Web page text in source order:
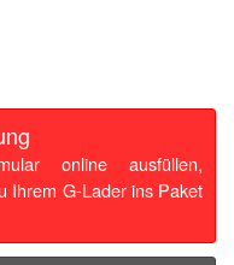
online ausfüllen,
Ihrem G-Lader ins Paket